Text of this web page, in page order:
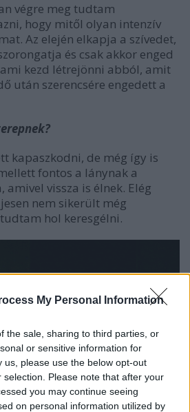
My Personal Information
the sale, sharing to third parties, or
or sensitive information for
us, please use the below opt-out
Please note that after your
you may continue seeing
on personal information utilized by
végre meg tudtam
hogy mitől olyan intenzív
Az elején elkapja a szívedet,
és csak akkor enged
kezd létrejönni abból, amit
után szerencsére engedett a
kapaszkodni, de még így is
fontos a lánynak a
amivel vissza is élnek. Elég
nem sikerült még
hol keresgélni.